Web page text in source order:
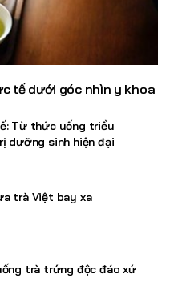
tế dưới góc nhìn y khoa
Từ thức uống triều
dưỡng sinh hiện đại
trà Việt bay xa
trà trứng độc đáo xứ